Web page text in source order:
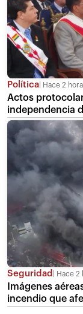
Política Hace 2
Actos
independencia
Seguridad Hace 2
Imágenes
incendio que